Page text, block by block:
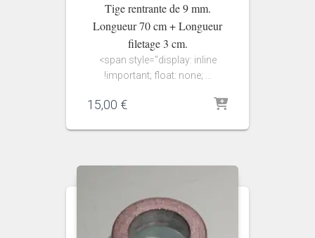
Tige rentrante de 9 mm.
Longueur 70 cm + Longueur
filetage 3 cm.
<span style="display: inline
!important; float: none; ...
15,00 €